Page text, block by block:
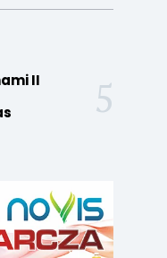
II